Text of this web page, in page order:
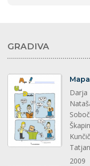
GRADIVA
Darja
2009